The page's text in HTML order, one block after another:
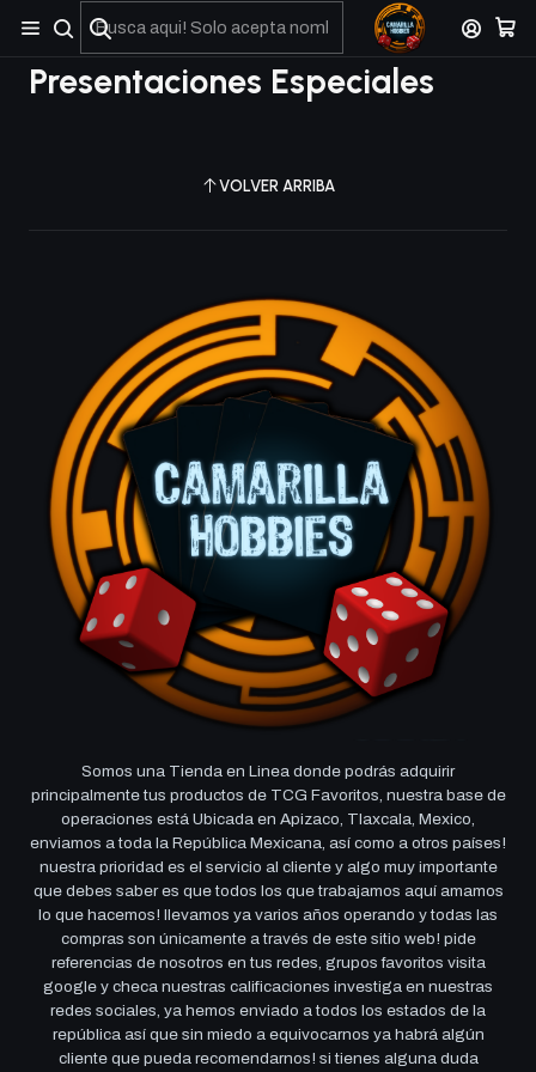
No olviden reportar sus depositos y transferencias por Whatsapp
Presentaciones Especiales
VOLVER ARRIBA
Somos una Tienda en Linea donde podrás adquirir
principalmente tus productos de TCG Favoritos, nuestra base de
operaciones está Ubicada en Apizaco, Tlaxcala, Mexico,
enviamos a toda la República Mexicana, así como a otros países!
nuestra prioridad es el servicio al cliente y algo muy importante
que debes saber es que todos los que trabajamos aquí amamos
lo que hacemos! llevamos ya varios años operando y todas las
compras son únicamente a través de este sitio web! pide
referencias de nosotros en tus redes, grupos favoritos visita
google y checa nuestras calificaciones investiga en nuestras
redes sociales, ya hemos enviado a todos los estados de la
república así que sin miedo a equivocarnos ya habrá algún
cliente que pueda recomendarnos! si tienes alguna duda